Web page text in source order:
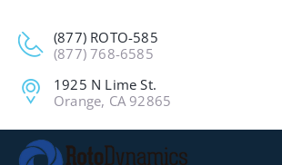
(877) ROTO-585
(877) 768-6585
1925 N Lime St.
Orange, CA 92865